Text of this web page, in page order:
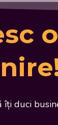
o
îți duci